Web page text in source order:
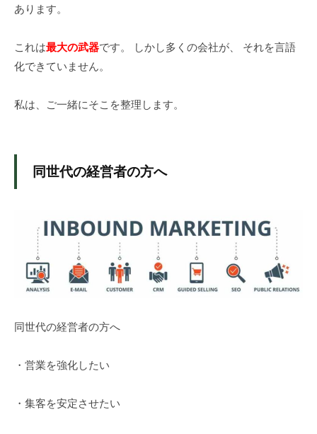
あります。
これは最大の武器です。 しかし多くの会社が、 それを言語
化できていません。
私は、ご一緒にそこを整理します。
同世代の経営者の方へ
同世代の経営者の方へ
・営業を強化したい
・集客を安定させたい